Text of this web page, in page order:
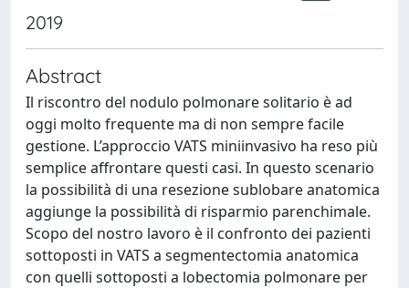
2019
Abstract
Il riscontro del nodulo polmonare solitario è ad
oggi molto frequente ma di non sempre facile
gestione. L’approccio VATS miniinvasivo ha reso più
semplice affrontare questi casi. In questo scenario
la possibilità di una resezione sublobare anatomica
aggiunge la possibilità di risparmio parenchimale.
Scopo del nostro lavoro è il confronto dei pazienti
sottoposti in VATS a segmentectomia anatomica
con quelli sottoposti a lobectomia polmonare per